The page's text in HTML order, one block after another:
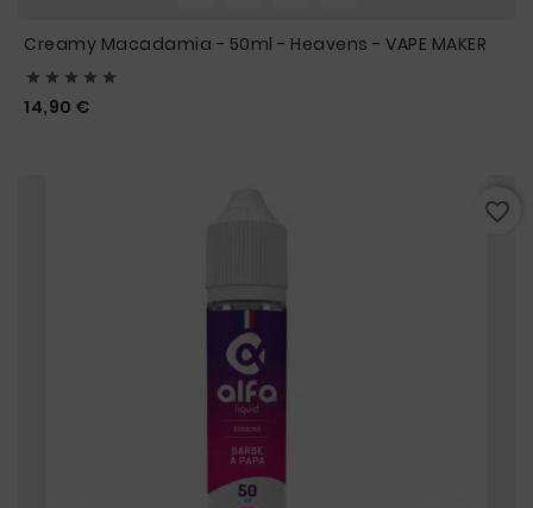
Creamy Macadamia - 50ml - Heavens - VAPE MAKER
    
14,90 €
favorite_border